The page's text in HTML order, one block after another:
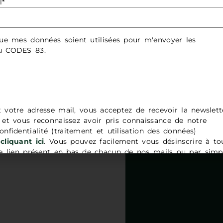
DANS LE VAR
le dossier de presse varois 2023
mes données soient utilisées pour m'envoyer les
CODES 83.
votre adresse mail, vous acceptez de recevoir la
et vous reconnaissez avoir pris connaissance de notre
(traitement et utilisation des données)
cliquant ici. Vous pouvez facilement vous désinscrire à
lien présent en bas de chacun de nos mails ou par